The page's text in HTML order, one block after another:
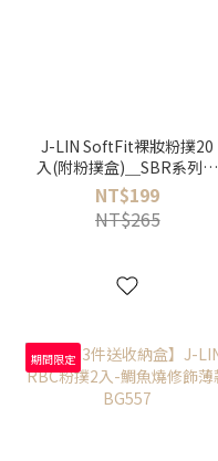
J-LIN SoftFit裸妝粉撲20
入(附粉撲盒)＿SBR系列＿
BG640
NT$199
NT$265
期間限定